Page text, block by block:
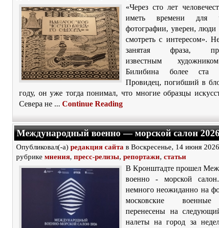
«Через сто лет
иметь времени для
фотографии, уверен, люди
смотреть с интересом».
занятая фраза,
известным
Билибина более ста
Провидец, погибший в
году, он уже тогда понимал, что многие образцы
Севера не ... Continue Reading
Международный военно — морской салон
Опубликовал(-а) редакция сайта в Воскресенье, 14 июня
рубрике мнения, пресс-релизы, репортажи, статьи
В Кронштадте прошел
военно - морской
немного неожиданно на
московские военные
перенесены на
налеты на город за